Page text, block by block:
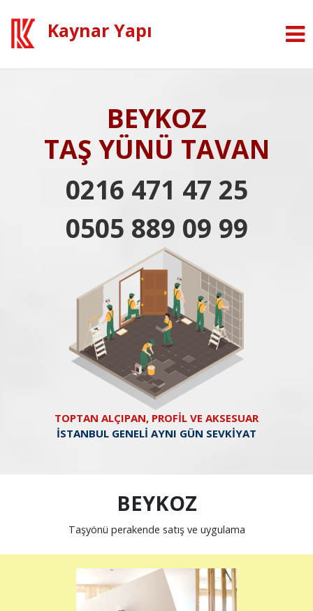
Kaynar Yapı
BEYKOZ
TAŞ YÜNÜ TAVAN
0216 471 47 25
0505 889 09 99
TOPTAN ALÇIPAN, PROFİL VE AKSESUAR
İSTANBUL GENELİ AYNI GÜN SEVKİYAT
BEYKOZ
Taşyönü perakende satış ve uygulama